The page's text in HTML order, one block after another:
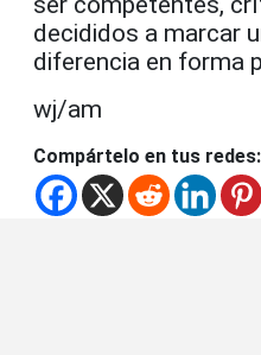
decididos a marcar
diferencia en forma
wj/am
Compártelo en tus redes: